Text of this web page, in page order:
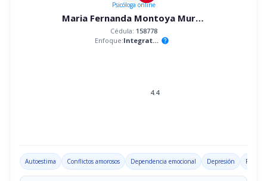
Psicóloga online
Maria Fernanda Montoya Murillo
Cédula: 158778
Enfoque:
Integrativo help
4.4
Autoestima Conflictos amorosos Dependencia emocional Depresión